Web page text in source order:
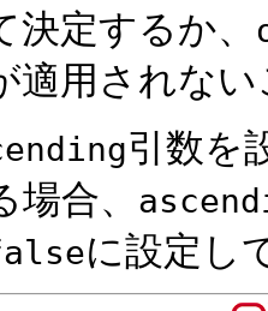
定するか、
適用されな
引数を
合、
に設定し